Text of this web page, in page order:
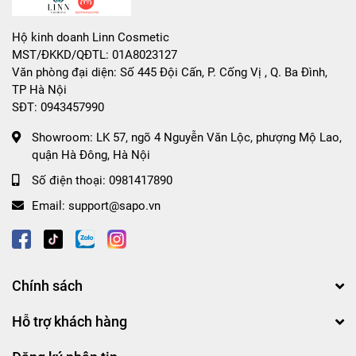
170g dưỡng ẩm: Làm sạch sâu, loại bỏ bụi bẩn và bã
nhờn, giúp làn da tươi sáng hơn.
❤️ Hướng dẫn sử dụng:
- Sử dụng sữa tắm, sữa rửa mặt và nước hoa hồng hàng
ngày để làm sạch và dưỡng ẩm da.
- Thoa sữa dưỡng thể chống nắng và kem chống nắng mỗi
sáng trước khi ra ngoài để bảo vệ da khỏi tác hại của tia
❤️ Bảo quản sản phẩm nơi khô ráo, thoáng mát, tránh ánh
Hộ kinh doanh Linn Cosmetic
MST/ĐKKD/QĐTL: 01A8023127
Văn phòng đại diện: Số 445 Đội Cấn, P. Cống Vị , Q. Ba Đình,
TP Hà Nội
SĐT: 0943457990
Showroom: LK 57, ngõ 4 Nguyễn Văn Lộc, phượng Mộ Lao,
quận Hà Đông, Hà Nội
Số điện thoại: 0981417890
Email: support@sapo.vn
Chính sách
Hỗ trợ khách hàng